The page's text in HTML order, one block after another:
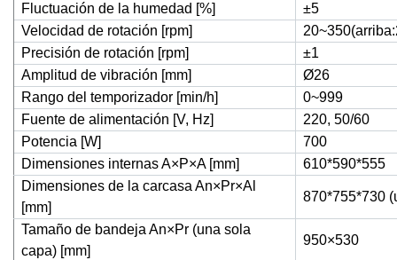
Fluctuación de la humedad [%]
±5
Velocidad de rotación [rpm]
Precisión de rotación [rpm]
±1
Amplitud de vibración [mm]
Ø26
Rango del temporizador [min/h]
0~999
Fuente de alimentación [V, Hz]
220, 50/60
Potencia [W]
700
Dimensiones internas A×P×A [mm]
610*590*555
Dimensiones de la carcasa An×Pr×Al
[mm]
870*755*730
Tamaño de bandeja An×Pr (una sola
capa) [mm]
950×530